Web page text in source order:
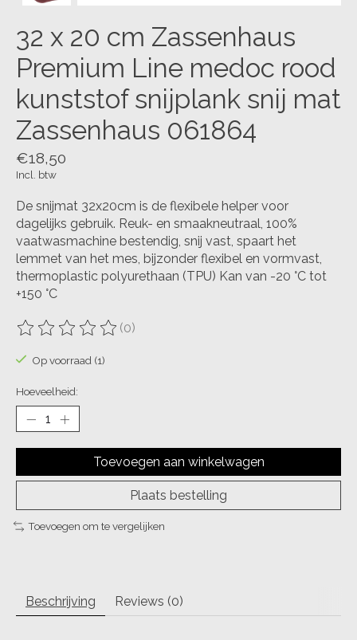
32 x 20 cm Zassenhaus
Premium Line medoc rood
kunststof snijplank snij mat
Zassenhaus 061864
€18,50
Incl. btw
De snijmat 32x20cm is de flexibele helper voor
dagelijks gebruik. Reuk- en smaakneutraal, 100%
vaatwasmachine bestendig, snij vast, spaart het
lemmet van het mes, bijzonder flexibel en vormvast,
thermoplastic polyurethaan (TPU) Kan van -20 °C tot
+150 °C
De beoordeling van dit product is
(0)
Op voorraad (1)
Hoeveelheid:
Toevoegen aan winkelwagen
Plaats bestelling
Toevoegen om te vergelijken
Beschrijving Reviews (0)